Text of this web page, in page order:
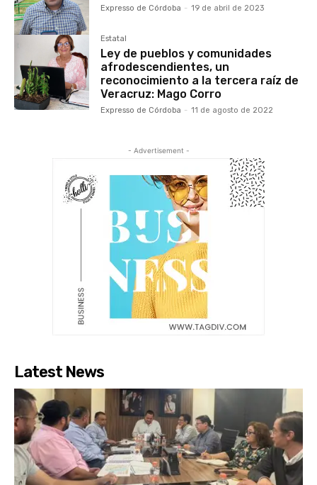
Expresso de Córdoba - 19 de abril de 2023
Estatal
Ley de pueblos y comunidades
afrodescendientes, un
reconocimiento a la tercera raíz de
Veracruz: Mago Corro
Expresso de Córdoba - 11 de agosto de 2022
- Advertisement -
Latest News